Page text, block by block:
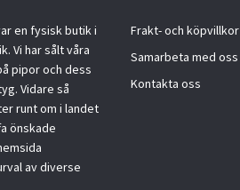
en fysisk butik i
Vi har sålt våra
pipor och dess
Vidare så
runt om i landet
önskade
av diverse
Frakt- och köpvillkor
Samarbeta med oss
Kontakta oss